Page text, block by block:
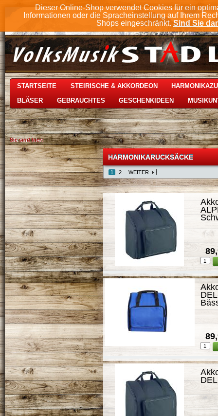
Dieser Online-Shop verwendet Cookies für ein
Informationen oder die Spracheinstellung auf Ihrem
Shops eingeschränkt. Sind Sie
STARTSEITE STEIRISCHE & AKKORDEON
BLÄSER GEBRAUCHTES GESCHENKIDEEN
Sie sind hier:
HARMONIKARUCKSÄCKE
1 2 WEITER